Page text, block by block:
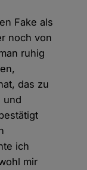
Fake als
noch von
ruhig
das zu
und
ich
mir